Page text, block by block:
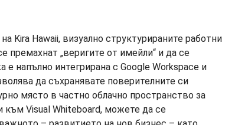
Kira Hawaii, визуално структурираните работни
премахнат „веригите от имейли“ и да се
е напълно интегрирана с Google Workspace и
да съхранявате поверителните си
място в частно облачно пространство за
към Visual Whiteboard, можете да се